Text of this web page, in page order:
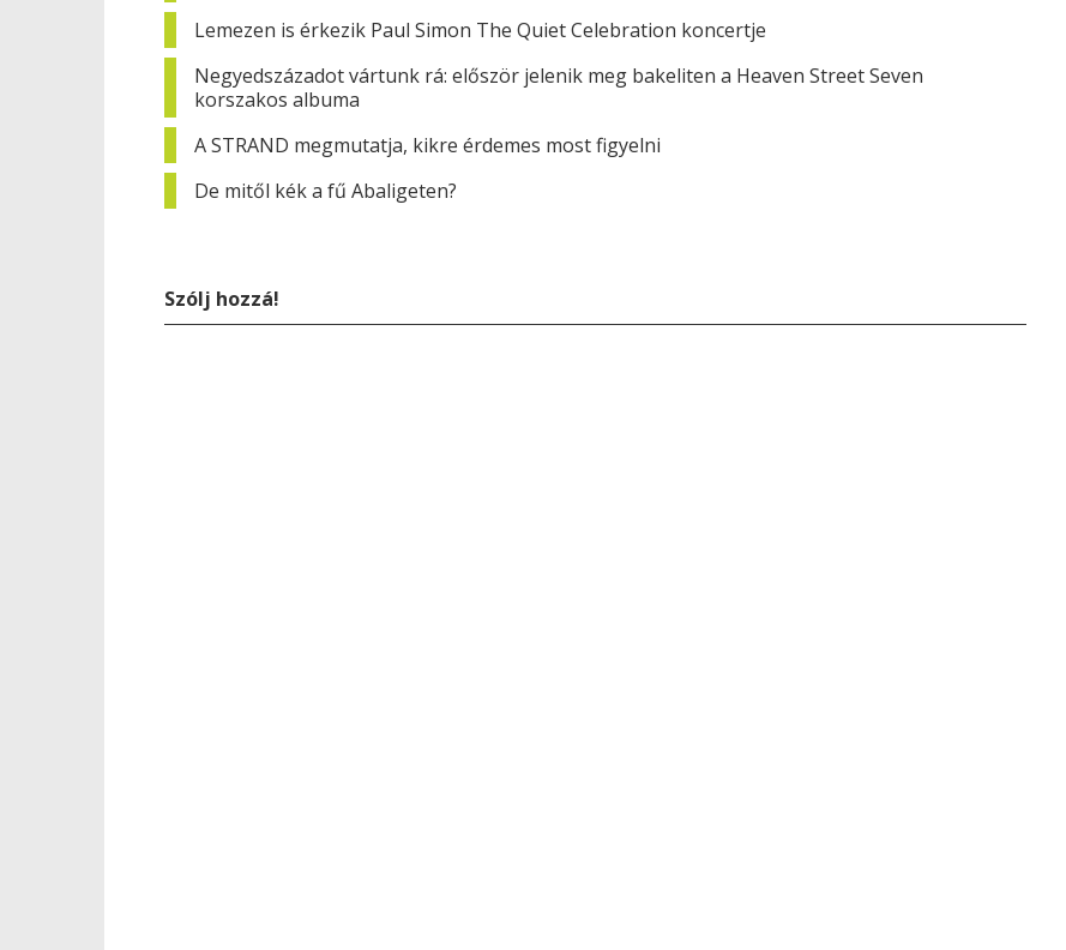
Lemezen is érkezik Paul Simon The Quiet Celebration koncertje
Negyedszázadot vártunk rá: először jelenik meg bakeliten a Heaven Street Seven
korszakos albuma
A STRAND megmutatja, kikre érdemes most figyelni
De mitől kék a fű Abaligeten?
Szólj hozzá!